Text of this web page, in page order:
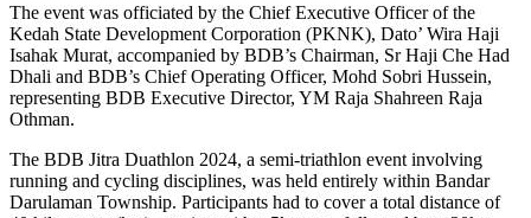
The event was officiated by the Chief Executive Officer of the
Kedah State Development Corporation (PKNK), Dato’ Wira Haji
Isahak Murat, accompanied by BDB’s Chairman, Sr Haji Che Had
Dhali and BDB’s Chief Operating Officer, Mohd Sobri Hussein,
representing BDB Executive Director, YM Raja Shahreen Raja
Othman.
The BDB Jitra Duathlon 2024, a semi-triathlon event involving
running and cycling disciplines, was held entirely within Bandar
Darulaman Township. Participants had to cover a total distance of